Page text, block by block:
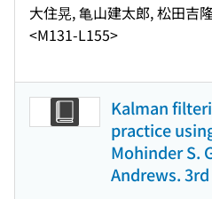
大住晃, 亀山建太郎, 松田吉
<M131-L155>
Kalman
practice
Mohinder S.
Andrews.